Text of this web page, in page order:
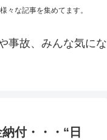
々な記事を集めてます。
事故、みんな気にな
付・・・“日